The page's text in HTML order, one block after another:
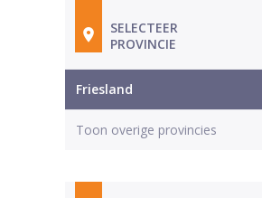
SELECTEER
PROVINCIE
Friesland
Toon overige provincies